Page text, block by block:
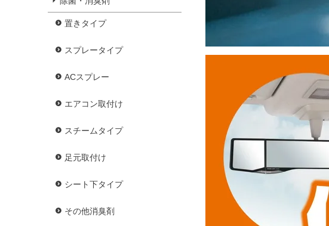
置きタイプ
スプレータイプ
ACスプレー
エアコン取付け
スチームタイプ
足元取付け
シート下タイプ
その他消臭剤